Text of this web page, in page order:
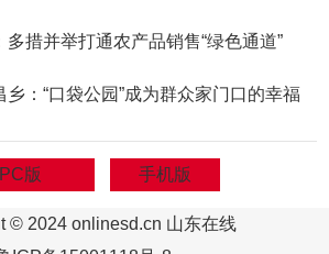
多措并举打通农产品销售“绿色通道”
乡：“口袋公园”成为群众家门口的幸福
PC版 手机版
© 2024 onlinesd.cn 山东在线